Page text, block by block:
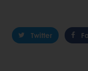
Twitter